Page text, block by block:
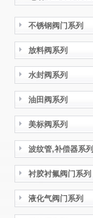
不锈钢阀门系列
放料阀系列
水封阀系列
油田阀系列
美标阀系列
波纹管,补偿器系列
衬胶衬氟阀门系列
液化气阀门系列